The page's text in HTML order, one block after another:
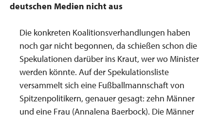
deutschen Medien nicht aus
Die konkreten Koalitionsverhandlungen haben
noch gar nicht begonnen, da schießen schon die
Spekulationen darüber ins Kraut, wer wo Minister
werden könnte. Auf der Spekulationsliste
versammelt sich eine Fußballmannschaft von
Spitzenpolitikern, genauer gesagt: zehn Männer
und eine Frau (Annalena Baerbock). Die Männer